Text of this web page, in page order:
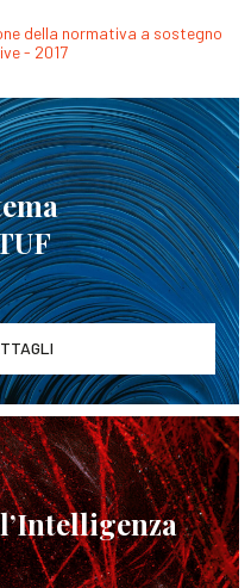
della normativa a sostegno
- 2017